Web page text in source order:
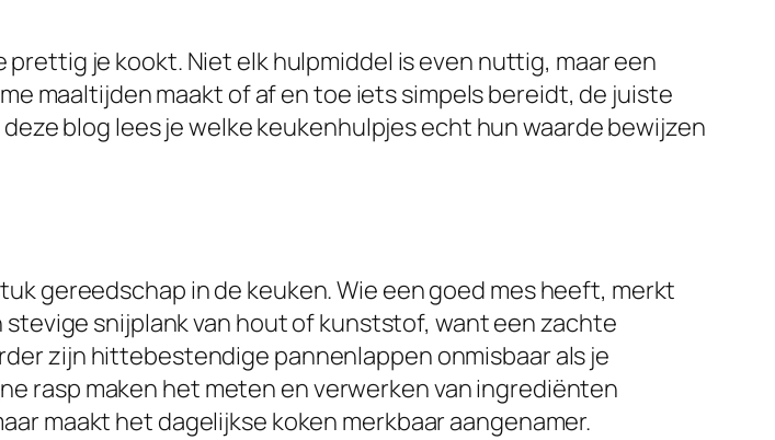
je kookt. Niet elk hulpmiddel is even nuttig, maar een
maaltijden maakt of af en toe iets simpels bereidt, de juiste
blog lees je welke keukenhulpjes echt hun waarde bewijzen
gereedschap in de keuken. Wie een goed mes heeft, merkt
snijplank van hout of kunststof, want een zachte
zijn hittebestendige pannenlappen onmisbaar als je
rasp maken het meten en verwerken van ingrediënten
maakt het dagelijkse koken merkbaar aangenamer.